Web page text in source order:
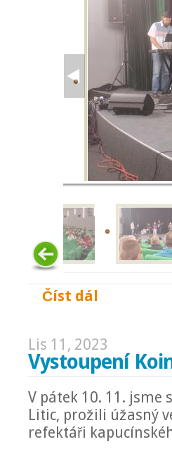
Číst dál
Lis 11, 2023
Vystoupení
V pátek 10. 11. jsme
Litic, prožili úžasný
refektáři